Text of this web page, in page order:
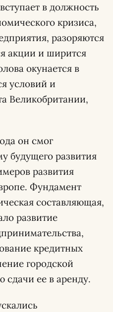
в должность
кризиса,
разоряются
акции и ширится
окунается в
условий и
Великобритании,
он смог
будущего развития
развития
Фундамент
составляющая,
развитие
кредитных
городской
сдачи ее в аренду.